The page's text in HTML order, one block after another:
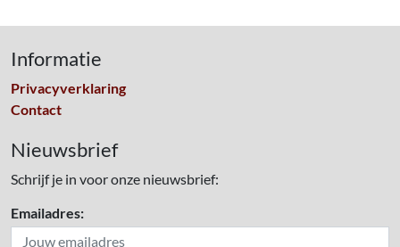
Informatie
Privacyverklaring
Contact
Nieuwsbrief
Schrijf je in voor onze nieuwsbrief:
Emailadres: